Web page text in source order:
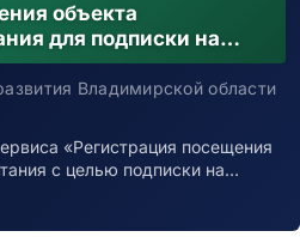
объекта
для подписки на
контакте с
Владимирской области
«Регистрация посещения
с целью подписки на…